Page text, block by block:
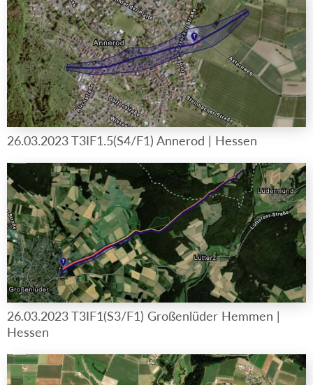
26.03.2023 T3IF1.5(S4/F1) Annerod | Hessen
26.03.2023 T3IF1(S3/F1) Großenlüder Hemmen |
Hessen